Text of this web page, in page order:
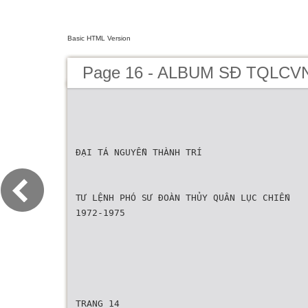
Basic HTML Version
Page 16 - ALBUM SĐ
ĐẠI TÁ NGUYỄN THÀNH TRÍ
TƯ LỆNH PHÓ SƯ ĐOÀN THỦY QUÂN LỤC CHIẾN
1972-1975
TRANG 14